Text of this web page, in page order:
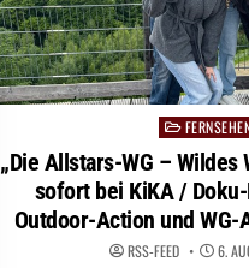
Posted
„Die Allstars-WG – Wildes
sofort bei KiKA /
Outdoor-Action und
RSS-FEED 6.